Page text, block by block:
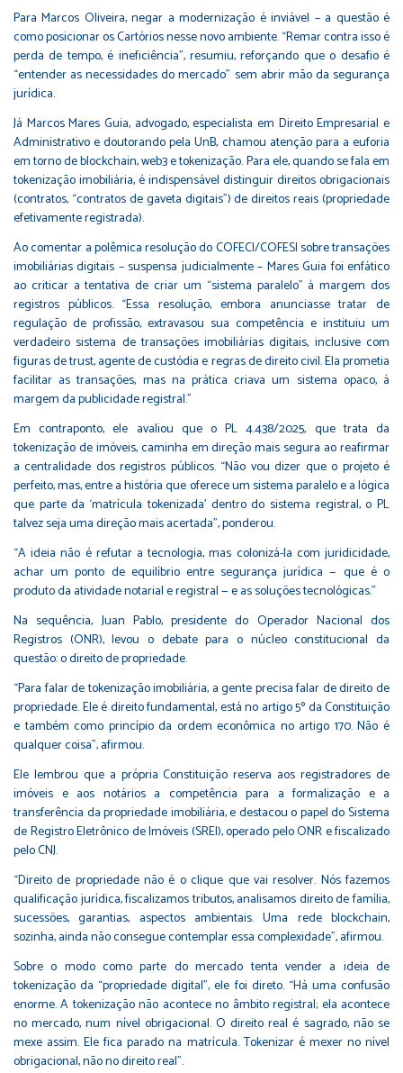
Para Marcos Oliveira, negar a modernização é inviável – a questão é
como posicionar os Cartórios nesse novo ambiente. “Remar contra isso é
perda de tempo, é ineficiência”, resumiu, reforçando que o desafio é
“entender as necessidades do mercado” sem abrir mão da segurança
jurídica.
Já Marcos Mares Guia, advogado, especialista em Direito Empresarial e
Administrativo e doutorando pela UnB, chamou atenção para a euforia
em torno de blockchain, web3 e tokenização. Para ele, quando se fala em
tokenização imobiliária, é indispensável distinguir direitos obrigacionais
(contratos, “contratos de gaveta digitais”) de direitos reais (propriedade
efetivamente registrada).
Ao comentar a polêmica resolução do COFECI/COFESI sobre transações
imobiliárias digitais – suspensa judicialmente – Mares Guia foi enfático
ao criticar a tentativa de criar um “sistema paralelo” à margem dos
registros públicos. “Essa resolução, embora anunciasse tratar de
regulação de profissão, extravasou sua competência e instituiu um
verdadeiro sistema de transações imobiliárias digitais, inclusive com
figuras de trust, agente de custódia e regras de direito civil. Ela prometia
facilitar as transações, mas na prática criava um sistema opaco, à
margem da publicidade registral.”
Em contraponto, ele avaliou que o PL 4.438/2025, que trata da
tokenização de imóveis, caminha em direção mais segura ao reafirmar
a centralidade dos registros públicos. “Não vou dizer que o projeto é
perfeito, mas, entre a história que oferece um sistema paralelo e a lógica
que parte da ‘matrícula tokenizada’ dentro do sistema registral, o PL
talvez seja uma direção mais acertada”, ponderou.
“A ideia não é refutar a tecnologia, mas colonizá-la com juridicidade,
achar um ponto de equilíbrio entre segurança jurídica — que é o
produto da atividade notarial e registral — e as soluções tecnológicas.”
Na sequência, Juan Pablo, presidente do Operador Nacional dos
Registros (ONR), levou o debate para o núcleo constitucional da
questão: o direito de propriedade.
“Para falar de tokenização imobiliária, a gente precisa falar de direito de
propriedade. Ele é direito fundamental, está no artigo 5º da Constituição
e também como princípio da ordem econômica no artigo 170. Não é
qualquer coisa”, afirmou.
Ele lembrou que a própria Constituição reserva aos registradores de
imóveis e aos notários a competência para a formalização e a
transferência da propriedade imobiliária, e destacou o papel do Sistema
de Registro Eletrônico de Imóveis (SREI), operado pelo ONR e fiscalizado
pelo CNJ.
“Direito de propriedade não é o clique que vai resolver. Nós fazemos
qualificação jurídica, fiscalizamos tributos, analisamos direito de família,
sucessões, garantias, aspectos ambientais. Uma rede blockchain,
sozinha, ainda não consegue contemplar essa complexidade”, afirmou.
Sobre o modo como parte do mercado tenta vender a ideia de
tokenização da “propriedade digital”, ele foi direto. “Há uma confusão
enorme. A tokenização não acontece no âmbito registral; ela acontece
no mercado, num nível obrigacional. O direito real é sagrado, não se
mexe assim. Ele fica parado na matrícula. Tokenizar é mexer no nível
obrigacional, não no direito real”.